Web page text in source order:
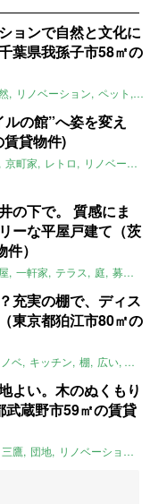
ョンで自然と文化に
葉県我孫子市58㎡の
リノベーション ペット
の館”へ姿を変え
貸物件)
京町家 レトロ リノベーション
の下で。 質感にま
ーな平屋戸建て（茨
）
一軒家 テラス 庭 募集中
充実の棚で、ディス
東京都狛江市80㎡の
ベ キッチン 棚 広い ガイ
よい。木のぬくもり
武蔵野市59㎡の賃貸
三鷹 団地 リノベーション